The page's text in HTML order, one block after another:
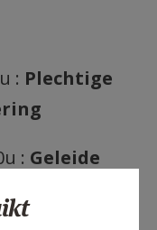
: Plechtige
: Geleide